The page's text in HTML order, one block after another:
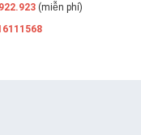
(miễn phí)